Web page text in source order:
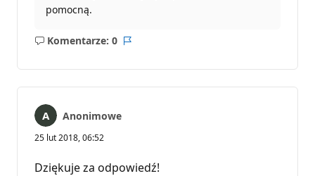
pomocną.
Komentarze: 0
Brak
Anonimowe
25 lut 2018, 06:52
Dziękuje za odpowiedź!